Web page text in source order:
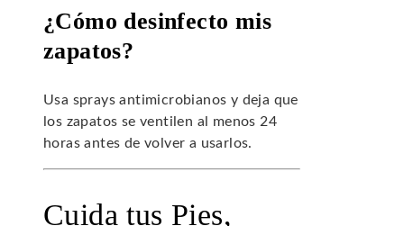
¿Cómo desinfecto mis
zapatos?
Usa sprays antimicrobianos y deja que
los zapatos se ventilen al menos 24
horas antes de volver a usarlos.
Cuida tus Pies,